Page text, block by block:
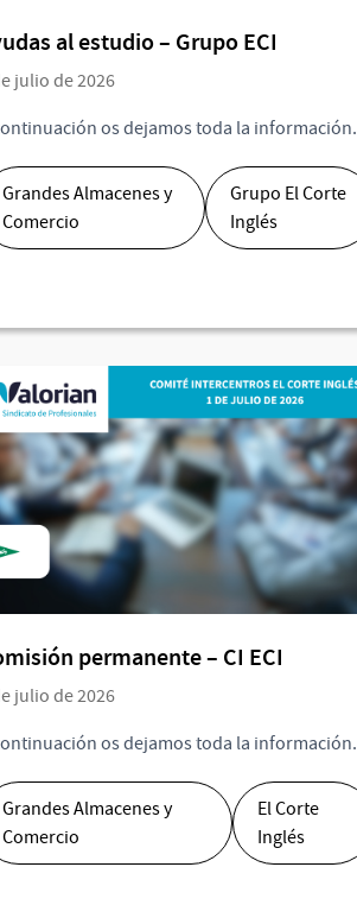
al estudio – Grupo ECI
julio de 2026
os dejamos toda la información.
Grandes Almacenes y
Comercio
Grupo El Corte
Inglés
permanente – CI ECI
julio de 2026
os dejamos toda la información.
Grandes Almacenes y
Comercio
El Corte
Inglés